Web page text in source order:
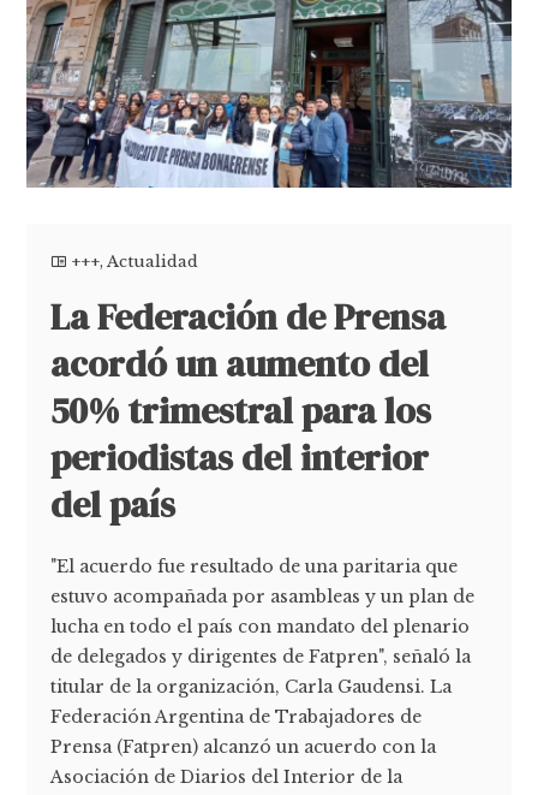
+++,Actualidad
La Federación de Prensa
acordó un aumento del
50% trimestral para los
periodistas del interior
del país
"El acuerdo fue resultado de una paritaria que
estuvo acompañada por asambleas y un plan de
lucha en todo el país con mandato del plenario
de delegados y dirigentes de Fatpren", señaló la
titular de la organización, Carla Gaudensi. La
Federación Argentina de Trabajadores de
Prensa (Fatpren) alcanzó un acuerdo con la
Asociación de Diarios del Interior de la